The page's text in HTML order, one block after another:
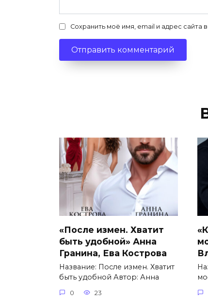
Сохранить моё имя, email и адрес
«После измен. Хватит
быть удобной» Анна
Гранина, Ева Кострова
Название: После измен. Хватит
быть удобной Автор: Анна
0 23